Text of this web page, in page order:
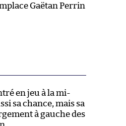
Gaëtan Perrin
en jeu à la mi-
sa chance, mais sa
à gauche des